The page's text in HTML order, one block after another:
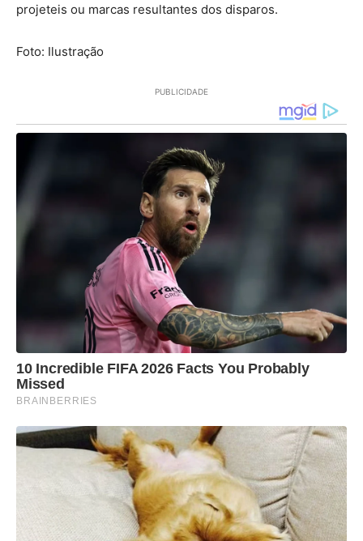
projeteis ou marcas resultantes dos disparos.
Foto: Ilustração
PUBLICIDADE